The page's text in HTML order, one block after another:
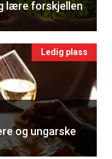
lære forskjellen
Ledig plass
og ungarske